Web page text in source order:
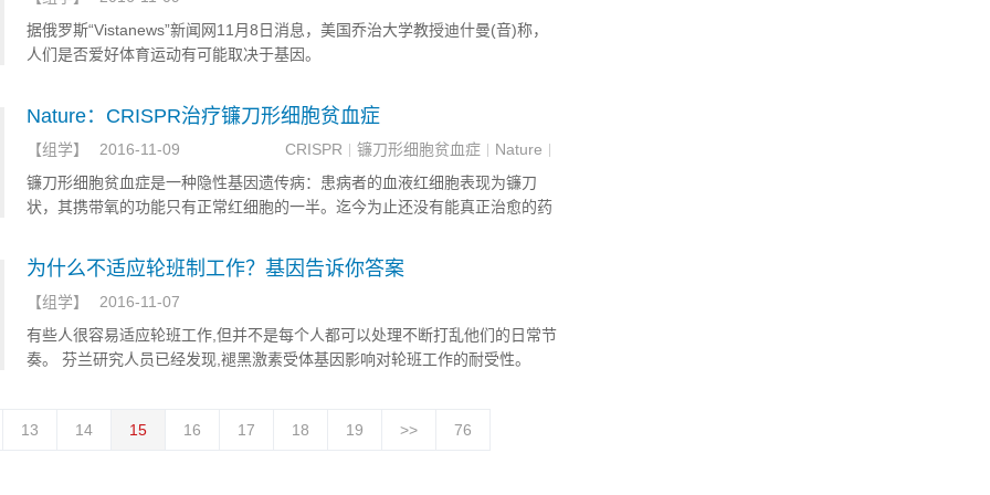
据俄罗斯“Vistanews”新闻网11月8日消息，美国乔治大学教授迪什曼(音)称，
人们是否爱好体育运动有可能取决于基因。
Nature：CRISPR治疗镰刀形细胞贫血症
【组学】 2016-11-09 CRISPR 镰刀形细胞贫血症 Nature
镰刀形细胞贫血症是一种隐性基因遗传病：患病者的血液红细胞表现为镰刀
状，其携带氧的功能只有正常红细胞的一半。迄今为止还没有能真正治愈的药
中修复了造成镰状细胞贫血病的基因.
为什么不适应轮班制工作？基因告诉你答案
【组学】
2016-11-07
有些人很容易适应轮班工作,但并不是每个人都可以处理不断打乱他们的日常节
奏。 芬兰研究人员已经发现,褪黑激素受体基因影响对轮班工作的耐受性。
13 14 15 16 17 18 19 >> 76